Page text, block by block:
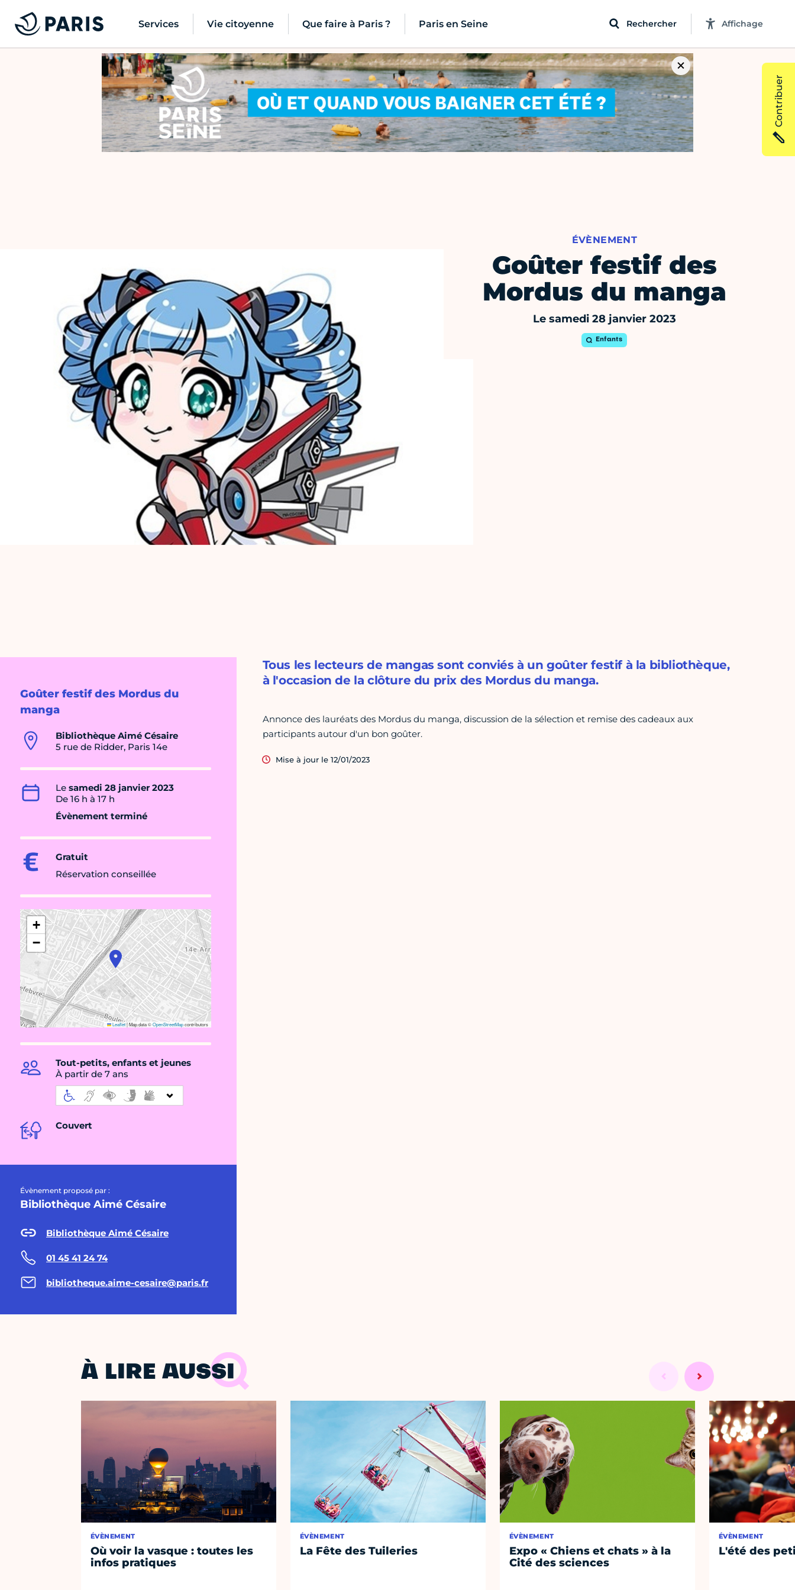
Services Vie citoyenne Que faire à Paris ? Paris en Seine Rechercher Affichage
ÉVÈNEMENT
Goûter festif des
Mordus du manga
Le samedi 28 janvier 2023
Enfants
Goûter festif des Mordus du
manga
Bibliothèque Aimé Césaire
5 rue de Ridder, Paris 14e
Le samedi 28 janvier 2023
De 16 h à 17 h
Évènement terminé
Gratuit
Réservation conseillée
+
−
Leaflet|Map data ©OpenStreetMapcontributors
Tout-petits, enfants et jeunes
À partir de 7 ans
Couvert
Évènement proposé par :
Bibliothèque Aimé Césaire
Bibliothèque Aimé Césaire
01 45 41 24 74
bibliotheque.aime-cesaire@paris.fr
Tous les lecteurs de mangas sont conviés à un goûter festif à la bibliothèque,
à l'occasion de la clôture du prix des Mordus du manga.
Annonce des lauréats des Mordus du manga, discussion de la sélection et remise des cadeaux aux
participants autour d'un bon goûter.
Mise à jour le 12/01/2023
À LIRE AUSSI
ÉVÈNEMENT
Où voir la vasque : toutes les
infos pratiques
ÉVÈNEMENT
La Fête des Tuileries
ÉVÈNEMENT
Expo « Chiens et chats » à la
Cité des sciences
ÉVÈNEMENT
L'été des
Contribuer